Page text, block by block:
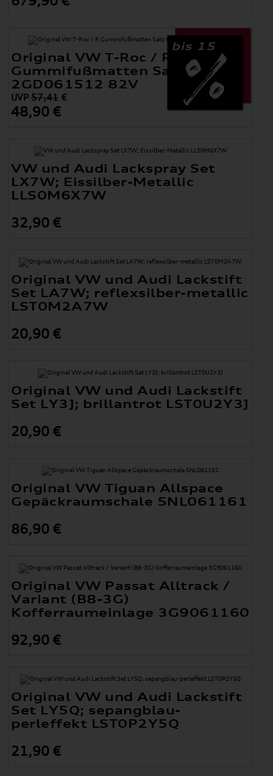
bis 15
Original VW T-Roc / R
Gummifußmatten Satz Hinten
2GD061512 82V
UVP57,41 €
48,90 €
VW und Audi Lackspray Set
LX7W; Eissilber-Metallic
LLS0M6X7W
32,90 €
Original VW und Audi Lackstift
Set LA7W; reflexsilber-metallic
LST0M2A7W
20,90 €
Original VW und Audi Lackstift
Set LY3J; brillantrot LST0U2Y3J
20,90 €
Original VW Tiguan Allspace
Gepäckraumschale 5NL061161
86,90 €
Original VW Passat Alltrack /
Variant (B8-3G)
Kofferraumeinlage 3G9061160
92,90 €
Original VW und Audi Lackstift
Set LY5Q; sepangblau-
perleffekt LST0P2Y5Q
21,90 €